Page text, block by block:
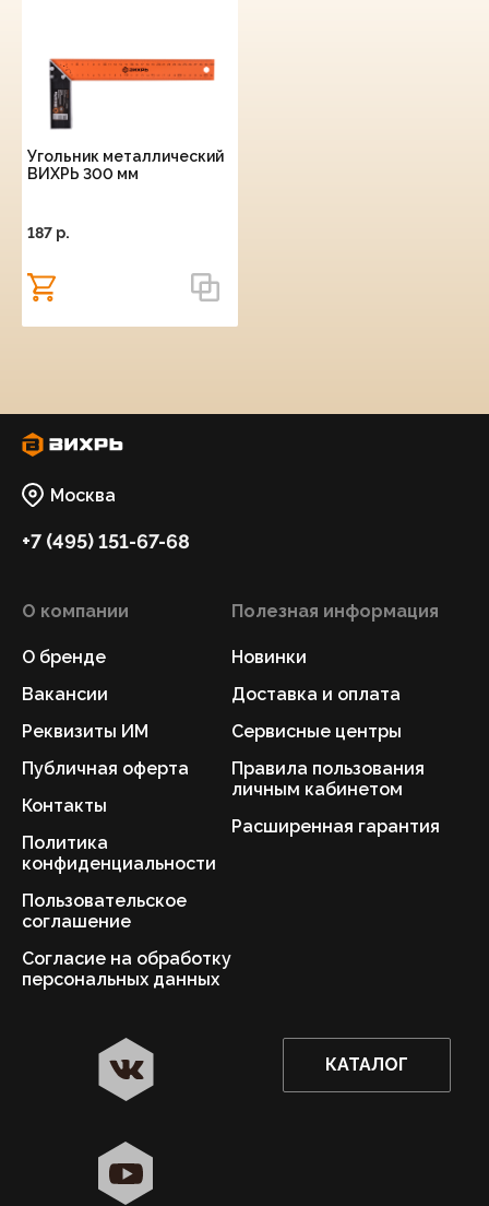
Угольник металлический
ВИХРЬ 300 мм
187 p.
Москва
+7 (495) 151-67-68
О компании
О бренде
Вакансии
Реквизиты ИМ
Публичная оферта
Контакты
Политика
конфиденциальности
Пользовательское
соглашение
Согласие на обработку
персональных данных
Полезная информация
Новинки
Доставка и оплата
Сервисные центры
Правила пользования
личным кабинетом
Расширенная гарантия
КАТАЛОГ